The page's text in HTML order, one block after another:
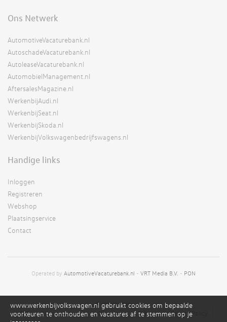
Ons Netwerk
AutomotiveVacaturebank.nl
AutoschadeVacaturebank.nl
AutoleaseVacaturebank.nl
AutomobielManagement.nl
AftersalesMagazine.nl
WerkenbijAudi.nl
WerkenbijSeat.nl
WerkenbijSkoda.nl
WerkenbijVolkswagenbedrijfswagens.nl
Handige links
Inloggen
Registreren
Webshop
Plaatsingservice
Contact
Operated by AutomotiveVacaturebank.nl - VRT Media B.V. - PON
©Volkswagen;
RSS
Alg. voorwaarden Disclaimer Sitemap
Privacy Policy
www.werkenbijvolkswagen.nl gebruikt cookies om bepaalde
voorkeuren te onthouden en vacatures af te stemmen op je